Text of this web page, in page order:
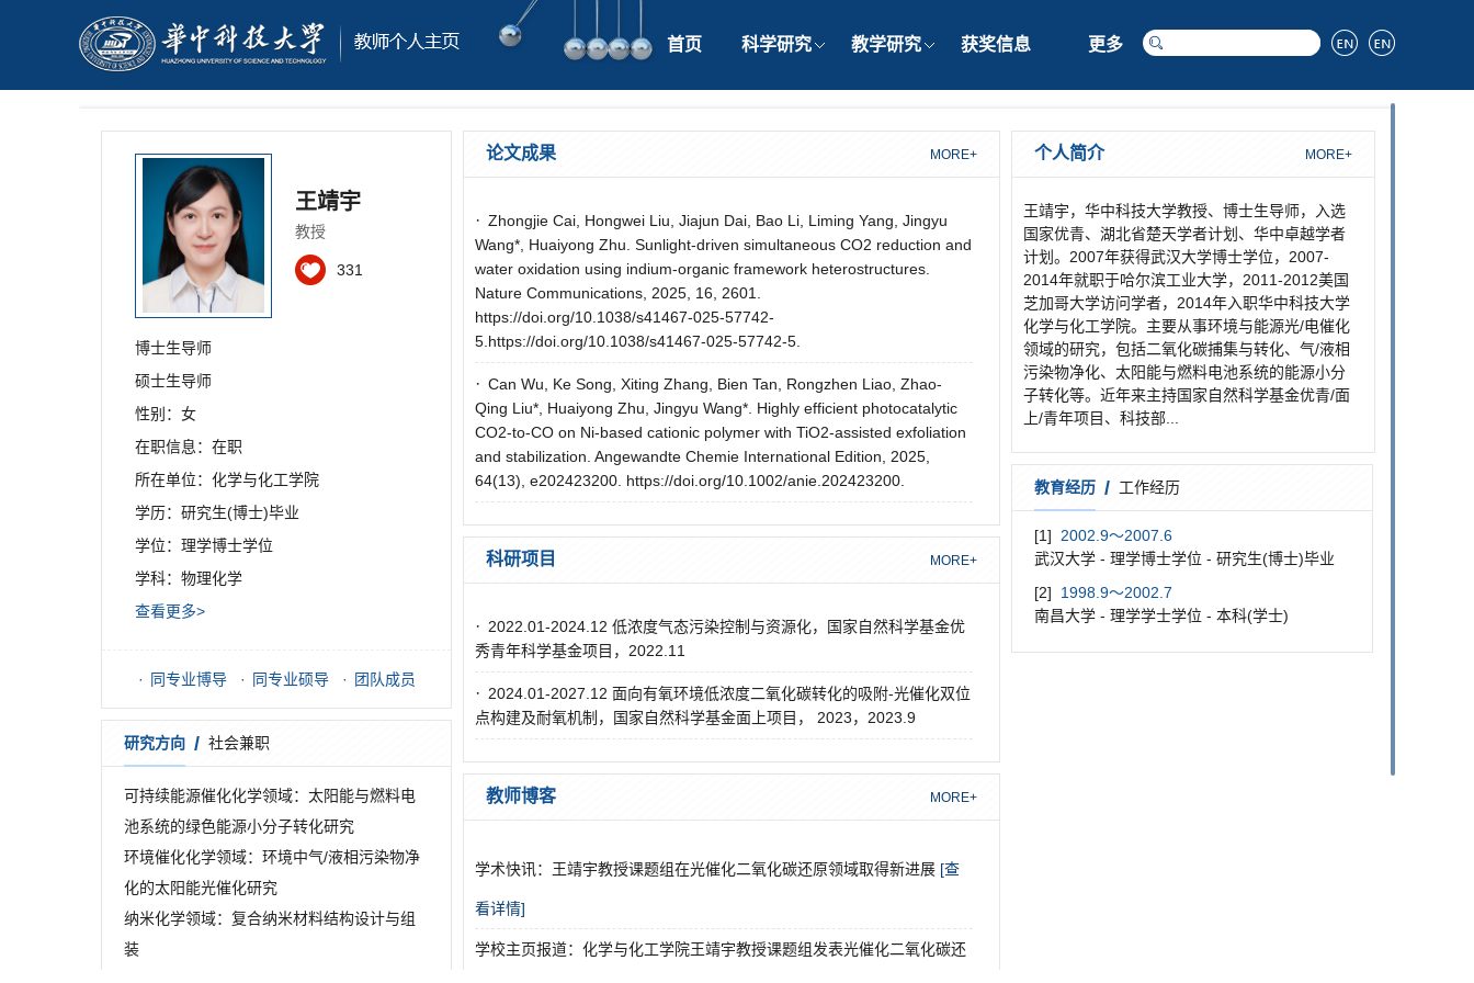
首页 科学研究 教学研究 获奖信息 更多
王靖宇
教授
331
博士生导师
硕士生导师
性别：女
在职信息：在职
所在单位：化学与化工学院
学历：研究生(博士)毕业
学位：理学博士学位
学科：物理化学
查看更多>
同专业博导 同专业硕导 团队成员
研究方向 / 社会兼职
可持续能源催化化学领域：太阳能与燃料电
池系统的绿色能源小分子转化研究
环境催化化学领域：环境中气/液相污染物净
化的太阳能光催化研究
纳米化学领域：复合纳米材料结构设计与组
装
论文成果 MORE+
· Zhongjie Cai, Hongwei Liu, Jiajun Dai, Bao Li, Liming Yang, Jingyu
Wang*, Huaiyong Zhu. Sunlight-driven simultaneous CO2 reduction and
water oxidation using indium-organic framework heterostructures.
Nature Communications, 2025, 16, 2601.
https://doi.org/10.1038/s41467-025-57742-
5.https://doi.org/10.1038/s41467-025-57742-5.
· Can Wu, Ke Song, Xiting Zhang, Bien Tan, Rongzhen Liao, Zhao-
Qing Liu*, Huaiyong Zhu, Jingyu Wang*. Highly efficient photocatalytic
CO2-to-CO on Ni-based cationic polymer with TiO2-assisted exfoliation
and stabilization. Angewandte Chemie International Edition, 2025,
64(13), e202423200. https://doi.org/10.1002/anie.202423200.
科研项目 MORE+
· 2022.01-2024.12 低浓度气态污染控制与资源化，国家自然科学基金优
秀青年科学基金项目，2022.11
· 2024.01-2027.12 面向有氧环境低浓度二氧化碳转化的吸附-光催化双位
点构建及耐氧机制，国家自然科学基金面上项目， 2023，2023.9
教师博客 MORE+
学术快讯：王靖宇教授课题组在光催化二氧化碳还原领域取得新进展 [查
看详情]
学校主页报道：化学与化工学院王靖宇教授课题组发表光催化二氧化碳还
个人简介 MORE+
王靖宇，华中科技大学教授、博士生导师，入选
国家优青、湖北省楚天学者计划、华中卓越学者
计划。2007年获得武汉大学博士学位，2007-
2014年就职于哈尔滨工业大学，2011-2012美国
芝加哥大学访问学者，2014年入职华中科技大学
化学与化工学院。主要从事环境与能源光/电催化
领域的研究，包括二氧化碳捕集与转化、气/液相
污染物净化、太阳能与燃料电池系统的能源小分
子转化等。近年来主持国家自然科学基金优青/面
上/青年项目、科技部...
教育经历 / 工作经历
[1] 2002.9～2007.6
武汉大学 - 理学博士学位 - 研究生(博士)毕业
[2] 1998.9～2002.7
南昌大学 - 理学学士学位 - 本科(学士)